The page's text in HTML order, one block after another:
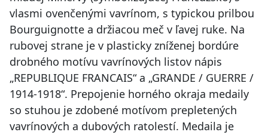
vlasmi ovenčenými vavrínom, s typickou prilbou
Bourguignotte a držiacou meč v ľavej ruke. Na
rubovej strane je v plasticky zníženej bordúre
drobného motívu vavrínových listov nápis
„REPUBLIQUE FRANCAIS“ a „GRANDE / GUERRE /
1914-1918“. Prepojenie horného okraja medaily
so stuhou je zdobené motívom prepletených
vavrínových a dubových ratolestí. Medaila je